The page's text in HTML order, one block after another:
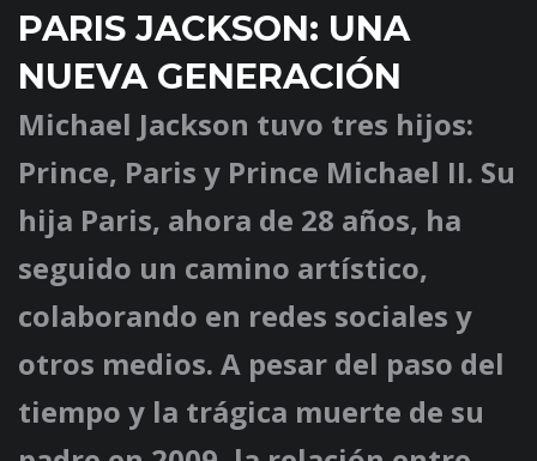
PARIS JACKSON: UNA
NUEVA GENERACIÓN
Michael Jackson tuvo tres hijos:
Prince, Paris y Prince Michael II. Su
hija Paris, ahora de 28 años, ha
seguido un camino artístico,
colaborando en redes sociales y
otros medios. A pesar del paso del
tiempo y la trágica muerte de su